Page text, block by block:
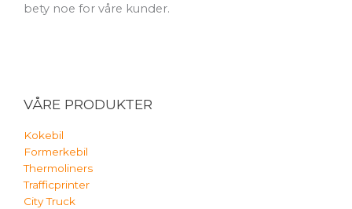
bety noe for våre kunder.
VÅRE PRODUKTER
Kokebil
Formerkebil
Thermoliners
Trafficprinter
City Truck